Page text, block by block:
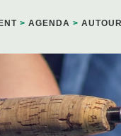
> AGENDA >